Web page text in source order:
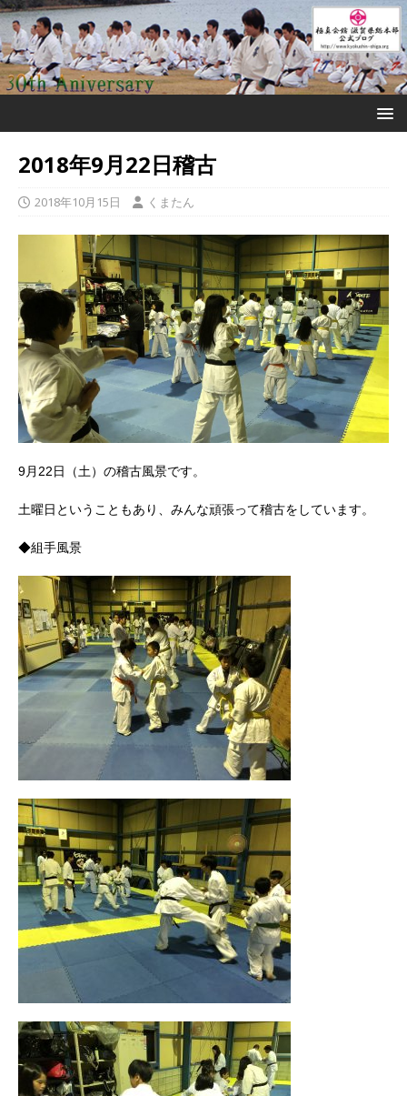
2018年9月22日稽古
2018年10月15日 くまたん
9月22日（土）の稽古風景です。
土曜日ということもあり、みんな頑張って稽古をしています。
◆組手風景